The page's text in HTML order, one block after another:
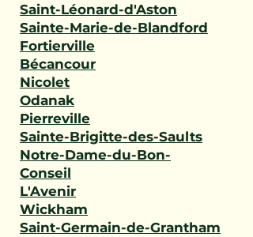
Saint-Léonard-d'Aston
Sainte-Marie-de-Blandford
Fortierville
Bécancour
Nicolet
Odanak
Pierreville
Sainte-Brigitte-des-Saults
Notre-Dame-du-Bon-
Conseil
L'Avenir
Wickham
Saint-Germain-de-Grantham